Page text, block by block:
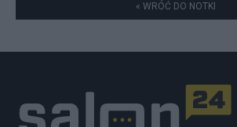
« WRÓĆ DO NOTKI